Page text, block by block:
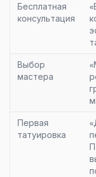
Бесплатная
консультация
Выбор
мастера
Первая
татуировка